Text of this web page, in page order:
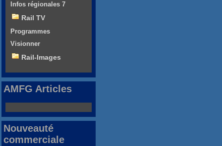
Infos régionales 7
Rail TV
Programmes
Visionner
Rail-Images
AMFG Articles
Nouveauté
commerciale